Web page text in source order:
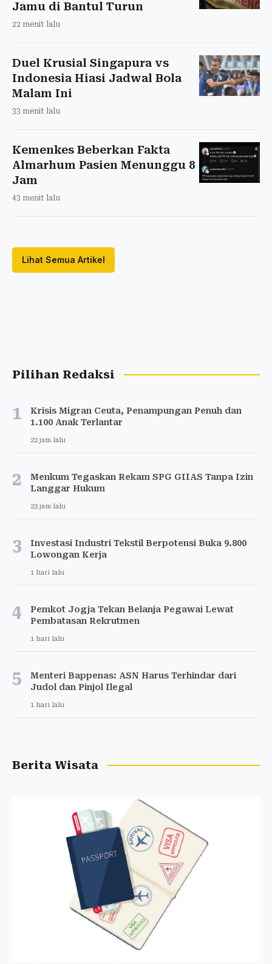
Jamu di Bantul Turun
22 menit lalu
Duel Krusial Singapura vs
Indonesia Hiasi Jadwal Bola
Malam Ini
33 menit lalu
Kemenkes Beberkan Fakta
Almarhum Pasien Menunggu 8
Jam
43 menit lalu
Lihat Semua Artikel
Pilihan Redaksi
1
Krisis Migran Ceuta, Penampungan Penuh dan
1.100 Anak Terlantar
22 jam lalu
2
Menkum Tegaskan Rekam SPG GIIAS Tanpa Izin
Langgar Hukum
23 jam lalu
3
Investasi Industri Tekstil Berpotensi Buka 9.800
Lowongan Kerja
1 hari lalu
4
Pemkot Jogja Tekan Belanja Pegawai Lewat
Pembatasan Rekrutmen
1 hari lalu
5
Menteri Bappenas: ASN Harus Terhindar dari
Judol dan Pinjol Ilegal
1 hari lalu
Berita Wisata